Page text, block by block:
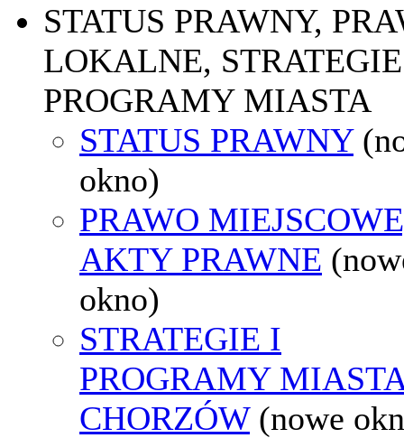
STATUS PRAWNY,
LOKALNE,
PROGRAMY MIASTA
STATUS PRAWNY
okno)
PRAWO
AKTY PRAWNE
okno)
STRATEGIE I
PROGRAMY
CHORZÓW (nowe